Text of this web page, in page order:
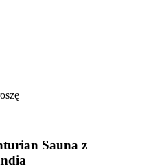
Sauna z